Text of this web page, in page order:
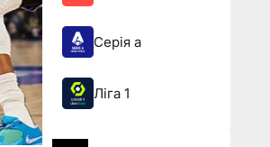
Серія а
Ліга 1